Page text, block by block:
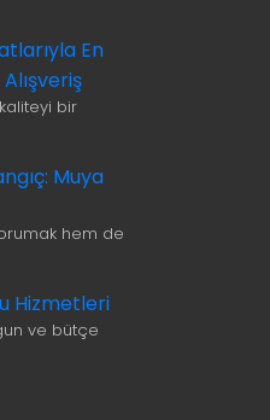
En
bir
Muya
hem de
Hizmetleri
ve bütçe